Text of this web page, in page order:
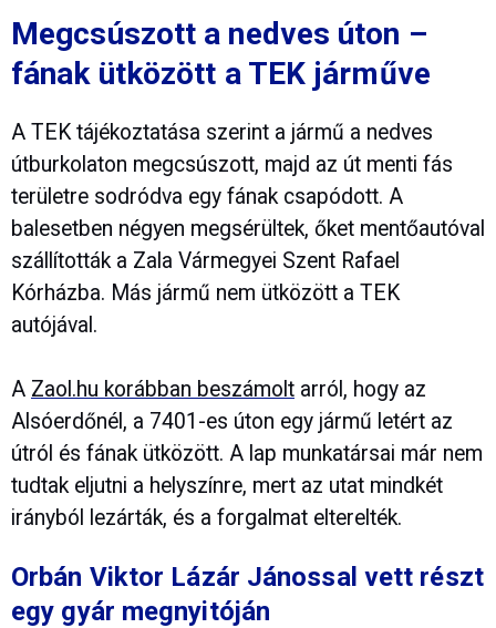
Megcsúszott a nedves úton –
fának ütközött a TEK járműve
A TEK tájékoztatása szerint a jármű a nedves
útburkolaton megcsúszott, majd az út menti fás
területre sodródva egy fának csapódott. A
balesetben négyen megsérültek, őket mentőautóval
szállították a Zala Vármegyei Szent Rafael
Kórházba. Más jármű nem ütközött a TEK
autójával.
A Zaol.hu korábban beszámolt arról, hogy az
Alsóerdőnél, a 7401-es úton egy jármű letért az
útról és fának ütközött. A lap munkatársai már nem
tudtak eljutni a helyszínre, mert az utat mindkét
irányból lezárták, és a forgalmat elterelték.
Orbán Viktor Lázár Jánossal vett részt
egy gyár megnyitóján